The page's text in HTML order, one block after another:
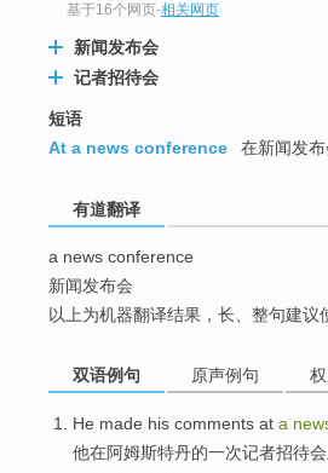
基于16个网页-相关网页
新闻发布会
记者招待会
短语
At a news conference
在新闻发
有道翻译
a news conference
新闻发布会
以上为机器翻译结果，长、整句建议
双语例句 原声例句
He made his comments at a
他在阿姆斯特丹的一次记者招待